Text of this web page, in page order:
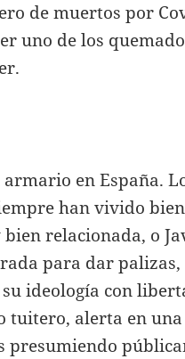
de muertos por
uno de los
en España.
han vivido
relacionada, o
para dar
ideología con
tuitero, alerta en
presumiendo